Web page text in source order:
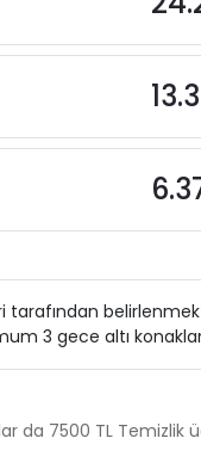
tarafından
3 gece altı
da 7500 TL Temizlik